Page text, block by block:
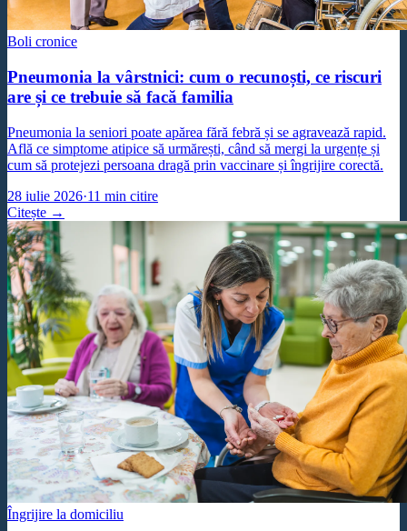
Boli cronice
Pneumonia la vârstnici: cum o recunoști, ce riscuri
are și ce trebuie să facă familia
Pneumonia la seniori poate apărea fără febră și se agravează rapid.
Află ce simptome atipice să urmărești, când să mergi la urgențe și
cum să protejezi persoana dragă prin vaccinare și îngrijire corectă.
28 iulie 2026·11 min citire
Citește →
Îngrijire la domiciliu